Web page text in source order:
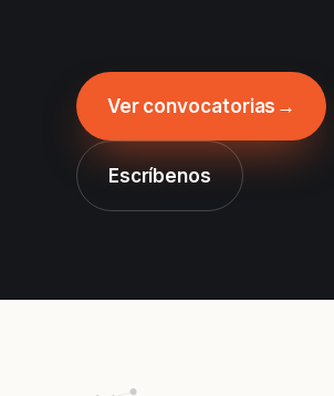
Ver convocatorias →
Escríbenos